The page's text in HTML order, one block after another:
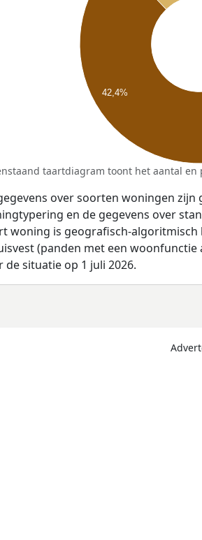
42,4%
taartdiagram toont het aantal
over soorten woningen zijn
en de gegevens over
woning is geografisch-
(panden met een
de situatie op 1 juli 2026.